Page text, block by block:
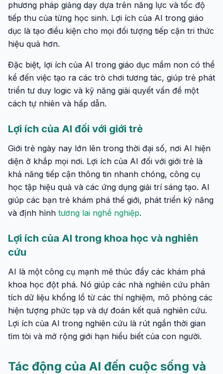
phương pháp giảng dạy dựa trên năng lực và tốc độ
tiếp thu của từng học sinh. Lợi ích của AI trong giáo
dục là tạo điều kiện cho mọi đối tượng tiếp cận tri thức
hiệu quả hơn.
Đặc biệt, lợi ích của AI trong giáo dục mầm non có thể
kể đến việc tạo ra các trò chơi tương tác, giúp trẻ phát
triển tư duy logic và kỹ năng giải quyết vấn đề một
cách tự nhiên và hấp dẫn.
Lợi ích của AI đối với giới trẻ
Giới trẻ ngày nay lớn lên trong thời đại số, nơi AI hiện
diện ở khắp mọi nơi. Lợi ích của AI đối với giới trẻ là
khả năng tiếp cận thông tin nhanh chóng, công cụ
học tập hiệu quả và các ứng dụng giải trí sáng tạo. AI
giúp các bạn trẻ khám phá thế giới, phát triển kỹ năng
và định hình tương lai nghề nghiệp.
Lợi ích của AI trong khoa học và nghiên
cứu
AI là một công cụ mạnh mẽ thúc đẩy các khám phá
khoa học đột phá. Nó giúp các nhà nghiên cứu phân
tích dữ liệu khổng lồ từ các thí nghiệm, mô phỏng các
hiện tượng phức tạp và dự đoán kết quả nghiên cứu.
Lợi ích của AI trong nghiên cứu là rút ngắn thời gian
tìm tòi và mở rộng giới hạn hiểu biết của con người.
Tác động của AI đến cuộc sống và